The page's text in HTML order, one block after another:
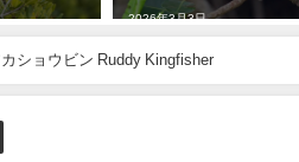
2026年3月3日
ショウビン Ruddy Kingfisher